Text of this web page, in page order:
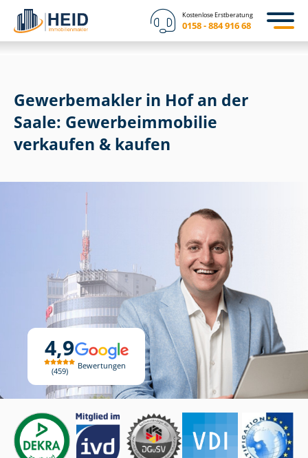
Kostenlose Erstberatung
0158 - 884 916 68
4,9
459
Bewertungen
Gewerbemakler in Hof an der
Saale: Ge­wer­be­im­mo­bi­lie
verkaufen & kaufen